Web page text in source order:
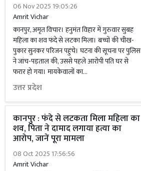
06 Nov 2025 19:05:26
Amrit Vichar
कानपुर, अमृत विचार। हनुमंत विहार में गुरुवार सुबह
महिला का शव फंदे से लटका मिला। बच्चों की चीख-
पुकार सुनकर परिजन पहुंचे। घटना की सूचना पर पुलिस
ने जांच-पड़ताल की, उससे पहले आरोपी पति घर से
फरार हो गया। मायकेवालों का...
उत्तर प्रदेश
कानपुर : फंदे से लटकता मिला महिला का
शव, पिता ने दामाद लगाया हत्या का
आरोप, जानें पूरा मामला
08 Oct 2025 17:56:56
Amrit Vichar